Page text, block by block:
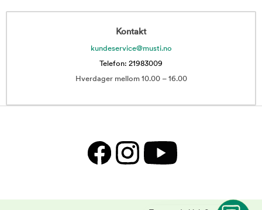
Kontakt
kundeservice@musti.no
Telefon: 21983009
Hverdager mellom 10.00 – 16.00